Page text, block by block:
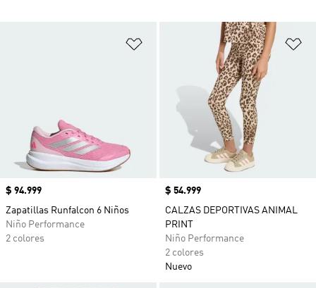
Añadir a la lista de deseos
Precio
$ 94.999
Zapatillas Runfalcon 6 Niños
Niño Performance
2 colores
Precio
$ 54.999
CALZAS DEPORTIVAS ANIMAL
PRINT
Niño Performance
2 colores
Nuevo